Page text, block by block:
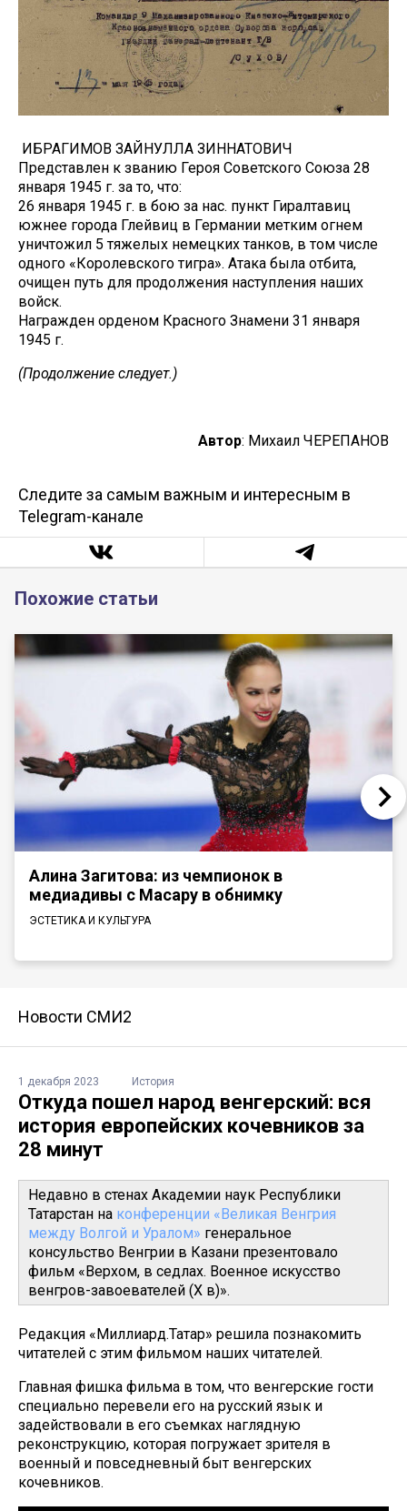
ИБРАГИМОВ ЗАЙНУЛЛА ЗИННАТОВИЧ
Представлен к званию Героя Советского Союза 28
января 1945 г. за то, что:
26 января 1945 г. в бою за нас. пункт Гиралтавиц
южнее города Глейвиц в Германии метким огнем
уничтожил 5 тяжелых немецких танков, в том числе
одного «Королевского тигра». Атака была отбита,
очищен путь для продолжения наступления наших
войск.
Награжден орденом Красного Знамени 31 января
1945 г.
(Продолжение следует.)
Автор: Михаил ЧЕРЕПАНОВ
Следите за самым важным и интересным в
Telegram-канале
Похожие статьи
Алина Загитова: из чемпионок в
медиадивы с Масару в обнимку
ЭСТЕТИКА И КУЛЬТУРА
Новости СМИ2
1 декабря 2023 История
Откуда пошел народ венгерский: вся
история европейских кочевников за
28 минут
Недавно в стенах Академии наук Республики
Татарстан на конференции «Великая Венгрия
между Волгой и Уралом» генеральное
консульство Венгрии в Казани презентовало
фильм «Верхом, в седлах. Военное искусство
венгров-завоевателей (X в)».
Редакция «Миллиард.Татар» решила познакомить
читателей с этим фильмом наших читателей.
Главная фишка фильма в том, что венгерские гости
специально перевели его на русский язык и
задействовали в его съемках наглядную
реконструкцию, которая погружает зрителя в
военный и повседневный быт венгерских
кочевников.